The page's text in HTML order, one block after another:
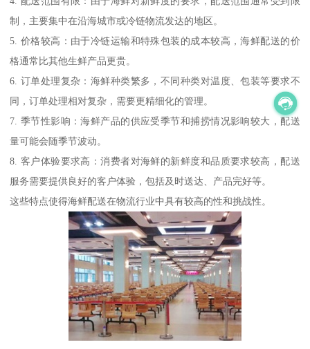
制，主要集中在沿海城市或冷链物流发达的地区。
5. 价格较高：由于冷链运输和特殊包装的成本较高，海鲜配送的价
格通常比其他生鲜产品更贵。
6. 订单处理复杂：海鲜种类繁多，不同种类对温度、包装等要求不
同，订单处理相对复杂，需要更精细化的管理。
7. 季节性影响：海鲜产品的供应受季节和捕捞情况影响较大，配送
量可能会随季节波动。
8. 客户体验要求高：消费者对海鲜的新鲜度和品质要求较高，配送
服务需要提供良好的客户体验，包括及时送达、产品完好等。
这些特点使得海鲜配送在物流行业中具有较高的性和挑战性。